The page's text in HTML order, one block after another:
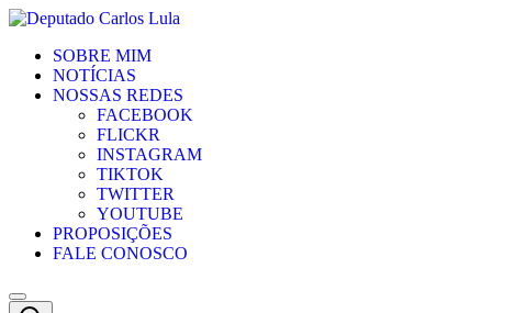
SOBRE MIM
NOTÍCIAS
NOSSAS REDES
FACEBOOK
FLICKR
INSTAGRAM
TIKTOK
TWITTER
YOUTUBE
PROPOSIÇÕES
FALE CONOSCO